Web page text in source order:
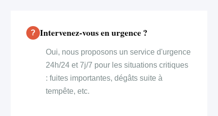
Intervenez-vous en urgence ?
Oui, nous proposons un service d'urgence
24h/24 et 7j/7 pour les situations critiques
: fuites importantes, dégâts suite à
tempête, etc.